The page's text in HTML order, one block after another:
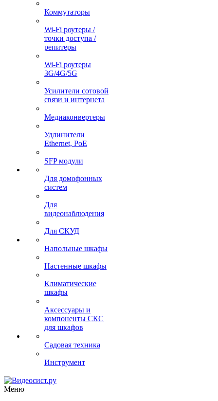
Коммутаторы
Wi-Fi роутеры /
точки доступа /
репитеры
Wi-Fi роутеры
3G/4G/5G
Усилители сотовой
связи и интернета
Медиаконвертеры
Удлинители
Ethernet, PoE
SFP модули
Для домофонных
систем
Для
видеонаблюдения
Для СКУД
Напольные шкафы
Настенные шкафы
Климатические
шкафы
Аксессуары и
компоненты СКС
для шкафов
Садовая техника
Инструмент
Меню